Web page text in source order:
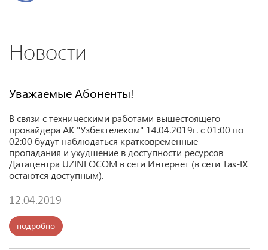
Новости
Уважаемые Абоненты!
В связи с техническими работами вышестоящего
провайдера АК "Узбектелеком" 14.04.2019г. с 01:00 по
02:00 будут наблюдаться кратковременные
пропадания и ухудшение в доступности ресурсов
Датацентра UZINFOCOM в сети Интернет (в сети Tas-IX
остаются доступным).
12.04.2019
подробно